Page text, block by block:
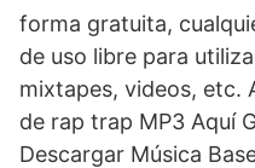
forma gratuita,
de uso libre para
mixtapes, videos, etc.
de rap trap MP3 Aquí
Descargar Música